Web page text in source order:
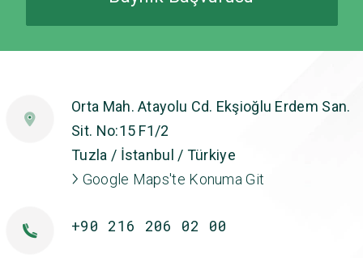
Orta Mah. Atayolu Cd. Ekşioğlu Erdem San.
Sit. No:15 F1/2
Tuzla / İstanbul / Türkiye
Google Maps'te Konuma Git
+90 216 206 02 00